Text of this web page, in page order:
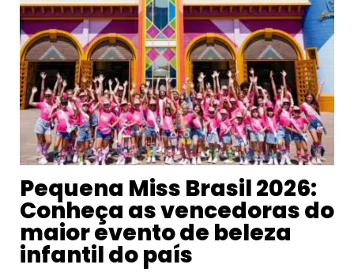
Pequena Miss Brasil 2026:
Conheça as vencedoras do
maior evento de beleza
infantil do país